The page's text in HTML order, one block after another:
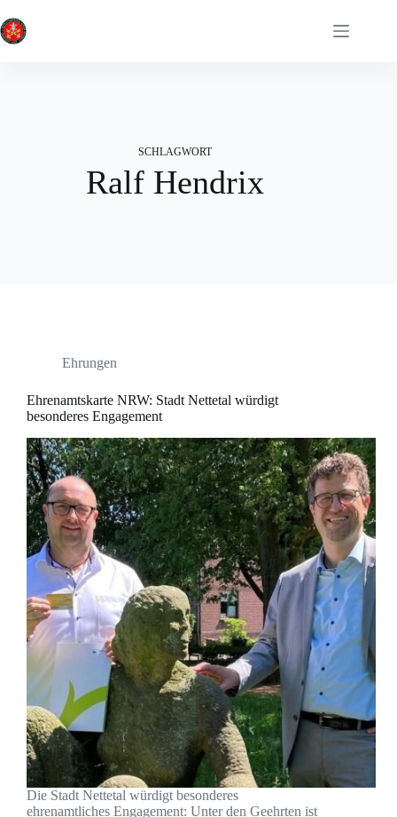
Inhalt
springen
SCHLAGWORT
Ralf Hendrix
Ehrungen
Ehrenamtskarte NRW: Stadt Nettetal würdigt
besonderes Engagement
Die Stadt Nettetal würdigt besonderes
ehrenamtliches Engagement: Unter den Geehrten ist